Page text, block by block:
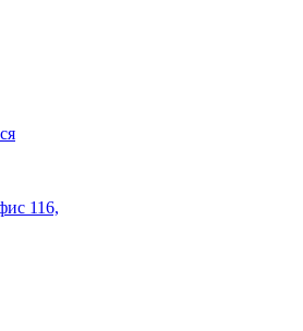
116,